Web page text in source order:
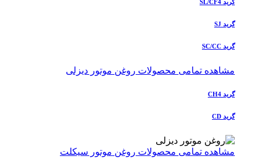
گرید SL/CF4
گرید SJ
گرید SC/CC
مشاهده تمامی محصولات روغن موتور دیزلی
گرید CH4
گرید CD
مشاهده تمامی محصولات روغن موتور سیکلت